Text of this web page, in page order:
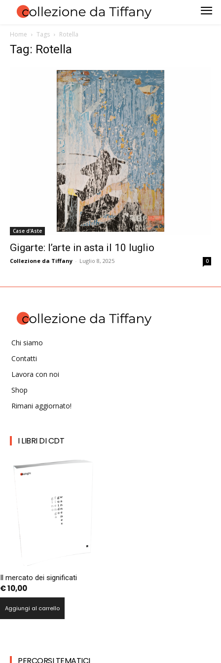
Home Tags Rotella
Tag: Rotella
Case d'Aste
Gigarte: l’arte in asta il 10 luglio
Collezione da Tiffany - Luglio 8, 2025 0
Chi siamo
Contatti
Lavora con noi
Shop
Rimani aggiornato!
I LIBRI DI CDT
Il mercato dei significati
€10,00
Aggiungi al carrello
PERCORSI TEMATICI